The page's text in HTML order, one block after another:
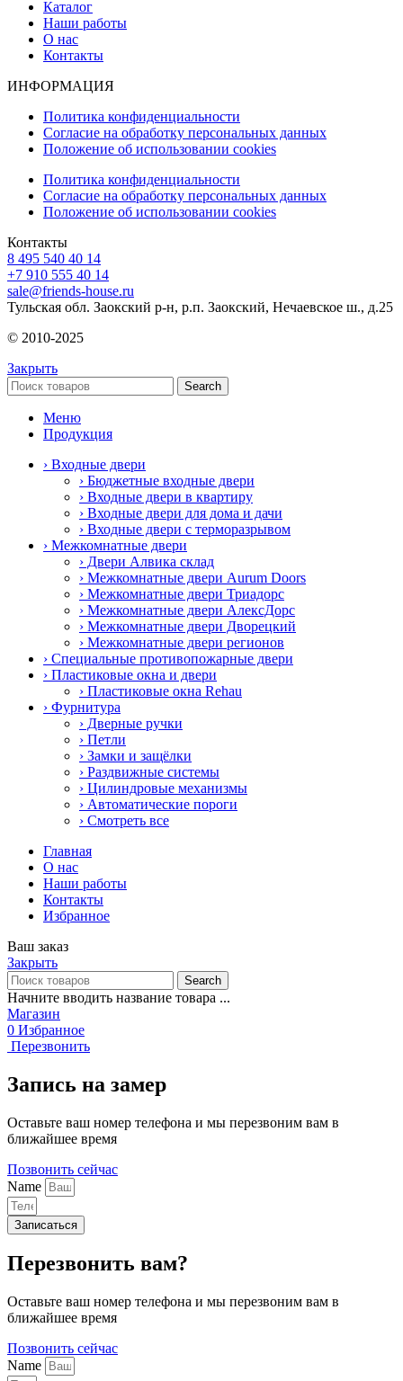
Каталог
Наши работы
О нас
Контакты
ИНФОРМАЦИЯ
Политика конфиденциальности
Согласие на обработку персональных данных
Положение об использовании cookies
Политика конфиденциальности
Согласие на обработку персональных данных
Положение об использовании cookies
Контакты
8 495 540 40 14
+7 910 555 40 14
sale@friends-house.ru
Тульская обл. Заокский р-н, р.п. Заокский, Нечаевское ш., д.25
© 2010-2025
Закрыть
Search
Меню
Продукция
› Входные двери
› Бюджетные входные двери
› Входные двери в квартиру
› Входные двери для дома и дачи
› Входные двери с терморазрывом
› Межкомнатные двери
› Двери Алвика склад
› Межкомнатные двери Aurum Doors
› Межкомнатные двери Триадорс
› Межкомнатные двери АлексДорс
› Межкомнатные двери Дворецкий
› Межкомнатные двери регионов
› Специальные противопожарные двери
› Пластиковые окна и двери
› Пластиковые окна Rehau
› Фурнитура
› Дверные ручки
› Петли
› Замки и защёлки
› Раздвижные системы
› Цилиндровые механизмы
› Автоматические пороги
› Смотреть все
Главная
О нас
Наши работы
Контакты
Избранное
Ваш заказ
Закрыть
Search
Начните вводить название товара ...
Магазин
0 Избранное
Перезвонить
Запись на замер
Оставьте ваш номер телефона и мы перезвоним вам в
ближайшее время
Позвонить сейчас
Name
Записаться
Перезвонить вам?
Оставьте ваш номер телефона и мы перезвоним вам в
ближайшее время
Позвонить сейчас
Name